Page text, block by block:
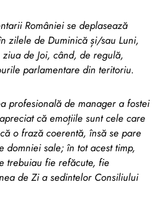
României se deplasează
zilele de Duminică și/sau Luni,
de Joi, când, de regulă,
parlamentare din teritoriu.
profesională de manager a fostei
că emoțiile sunt cele care
o frază coerentă, însă se pare
domniei sale; în tot acest timp,
trebuiau fie refăcute, fie
de Zi a sedintelor Consiliului